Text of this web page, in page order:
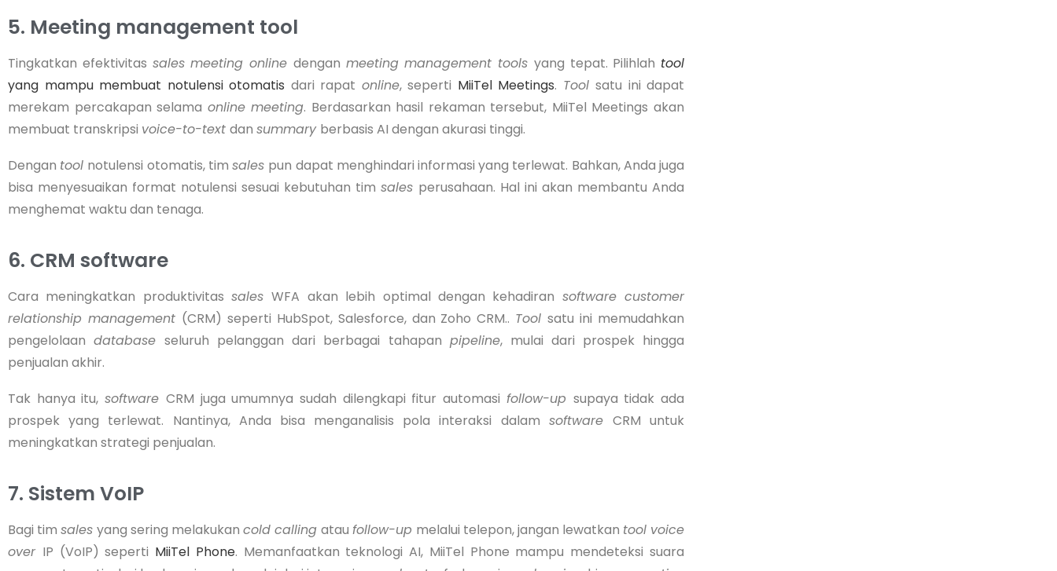
5. Meeting management tool
Tingkatkan efektivitas sales meeting online dengan meeting management tools yang tepat. Pilihlah tool
yang mampu membuat notulensi otomatis dari rapat online, seperti MiiTel Meetings. Tool satu ini dapat
merekam percakapan selama online meeting. Berdasarkan hasil rekaman tersebut, MiiTel Meetings akan
membuat transkripsi voice-to-text dan summary berbasis AI dengan akurasi tinggi.
Dengan tool notulensi otomatis, timsales pun dapat menghindari informasi yang terlewat. Bahkan, Anda juga
bisa menyesuaikan format notulensi sesuai kebutuhan tim sales perusahaan. Hal ini akan membantu Anda
menghemat waktu dan tenaga.
6. CRM software
Cara meningkatkan produktivitassalesWFA akan lebih optimal dengan kehadiran software customer
relationship management (CRM) seperti HubSpot, Salesforce, dan Zoho CRM.. Toolsatu ini memudahkan
pengelolaandatabaseseluruh pelanggan dari berbagai tahapan pipeline, mulai dari prospek hingga
penjualan akhir.
Tak hanya itu,software CRM juga umumnya sudah dilengkapi fitur automasi follow-up supaya tidak ada
prospek yang terlewat. Nantinya, Anda bisa menganalisis pola interaksi dalam software CRM untuk
meningkatkan strategi penjualan.
7. Sistem VoIP
Bagi tim sales yang sering melakukan cold calling atau follow-up melalui telepon, jangan lewatkan tool voice
over IP (VoIP) seperti MiiTel Phone. Memanfaatkan teknologi AI, MiiTel Phone mampu mendeteksi suara